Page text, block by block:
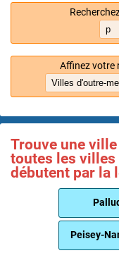
Affinez votre
Trouve une
toutes les villes
débutent par la
Peisey-